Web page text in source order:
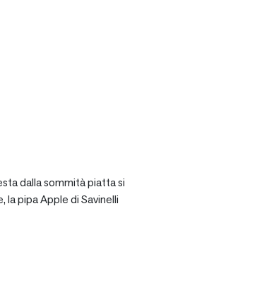
dalla sommità piatta si
pipa Apple di Savinelli